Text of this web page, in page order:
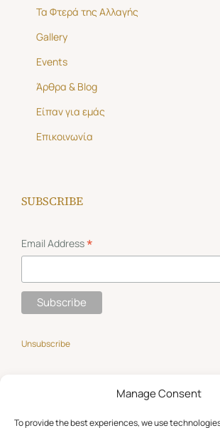
Manage Consent
To provide the best experiences, we use
Τα Φτερά της Αλλαγής
Gallery
Events
Άρθρα & Blog
Είπαν για εμάς
Επικοινωνία
SUBSCRIBE
Email Address*
Unsubscribe